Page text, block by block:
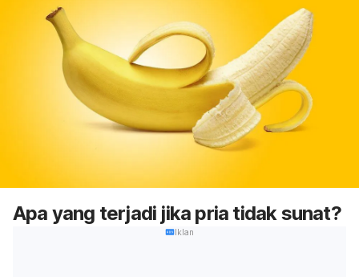
Apa yang terjadi jika pria tidak sunat?
Iklan